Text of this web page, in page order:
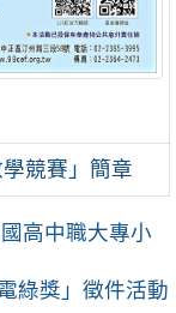
學競賽」簡章
高中職大專小
綠獎」徵件活動